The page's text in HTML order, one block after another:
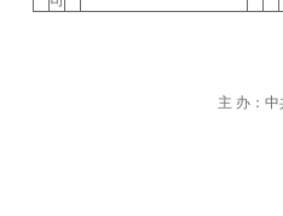
主 办：